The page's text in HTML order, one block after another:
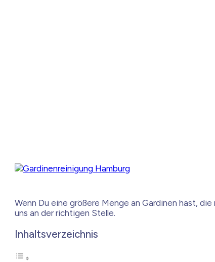
Wenn Du eine größere Menge an Gardinen hast,
uns an der richtigen Stelle.
Inhaltsverzeichnis